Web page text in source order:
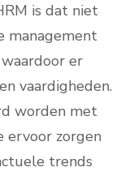
is dat niet
management
er
vaardigheden.
worden met
ervoor zorgen
trends